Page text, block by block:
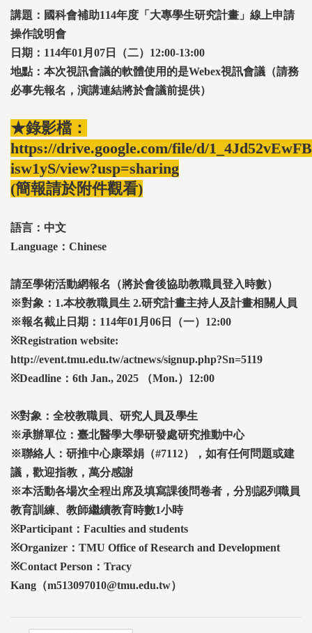
講題：國科會補助114年度「大專學生研究計畫」線上申請
操作說明會
日期：114年01月07日（二）12:00-13:00
地點：本次視訊會議的軟體使用的是Webex視訊會議（請務
必事先報名，演講連結將於會議前提供）
★錄影檔：
https://drive.google.com/file/d/
isw1yS/view?usp=sharing
(簡報請於附件觀看)
語言：中文
Language：Chinese
請至學術活動網報名（將於會後協助教職員登入時數）
※對象：1.本校教職員生 2.研究計畫主持人及計畫相關人員
※報名截止日期：114年01月06日（一）12:00
※Registration website:
http://event.tmu.edu.tw/actnews/signup.php?Sn=5119
※Deadline：6th Jan., 2025 （Mon.）12:00
※對象：全校教職員、研究人員及學生
※承辦單位：臺北醫學大學研發處研究推動中心
※聯絡人：研推中心康翠娟（#7112），如有任何問題或建
議，歡迎指教，萬分感謝
※本活動各場次全程出席及填寫課後問卷者，分別認列職員
教育訓練、教師繼續教育時數1小時
※Participant：Faculties and students
※Organizer：TMU Office of Research and Development
※Contact Person：Tracy
Kang（m513097010@tmu.edu.tw）